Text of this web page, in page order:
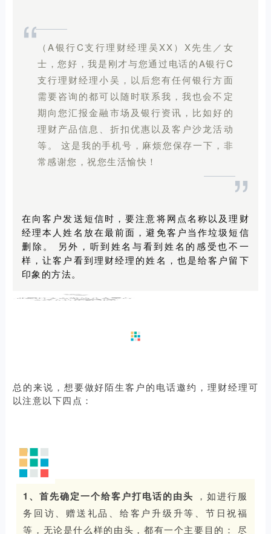
“ （A银行C支行理财经理吴XX）X先生／女
士，您好，我是刚才与您通过电话的A银行C
支行理财经理小吴，以后您有任何银行方面
需要咨询的都可以随时联系我，我也会不定
期向您汇报金融市场及银行资讯，比如好的
理财产品信息、折扣优惠以及客户沙龙活动
等。
这是我的手机号，麻烦您保存一下，非
常感谢您，祝您生活愉快！
”
在向客户发送短信时，要注意将网点名称以及理财
经理本人姓名放在最前面，避免客户当作垃圾短信
删除。
另外，听到姓名与看到姓名的感受也不一
样，让客户看到理财经理的姓名，也是给客户留下
印象的方法。
总的来说，想要做好陌生客户的电话邀约，理财经理可
以注意以下四点：
1、首先确定一个给客户打电话的由头
，如进行服
务回访、赠送礼品、给客户升级升等、节日祝福
等，无论是什么样的由头，都有一个主要目的：
尽